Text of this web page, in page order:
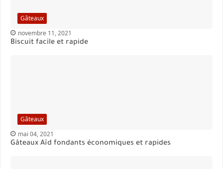
Gâteaux
novembre 11, 2021
Biscuit facile et rapide
Gâteaux
mai 04, 2021
Gâteaux Aïd fondants économiques et rapides